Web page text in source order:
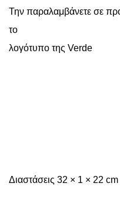
Την παραλαμβάνετε σε
το
λογότυπο της Verde
Διαστάσεις 32 × 1 × 22 cm